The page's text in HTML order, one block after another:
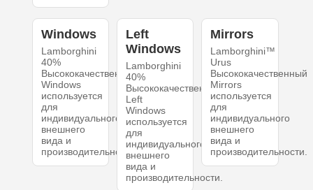
Windows
Lamborghini
40%
Высококачественный
Windows
используется
для
индивидуального
внешнего
вида и
производительности.
Left
Windows
Lamborghini
40%
Высококачественный
Left
Windows
используется
для
индивидуального
внешнего
вида и
производительности.
Mirrors
Lamborghini™
Urus
Высококачественный
Mirrors
используется
для
индивидуального
внешнего
вида и
производительности.